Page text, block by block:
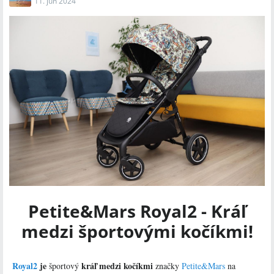
Kočík sa predáva ako športiak – set obsahuje:
konštrukciu kočíka s kolesami,
športové sedadlo,
transportnú tašku.
Petite&Mars Royal2 - Kráľ
medzi športovými kočíkmi!
Royal2 je športový kráľ medzi kočíkmi značky Petite&Mars na